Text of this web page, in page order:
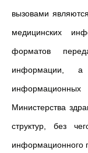
вызовами
медицинских
форматов
информации, а
Министерства
структур, без
информационного